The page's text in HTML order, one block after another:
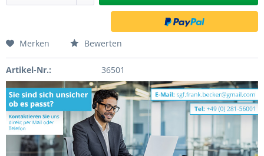
Merken Bewerten
Artikel-Nr.: 36501